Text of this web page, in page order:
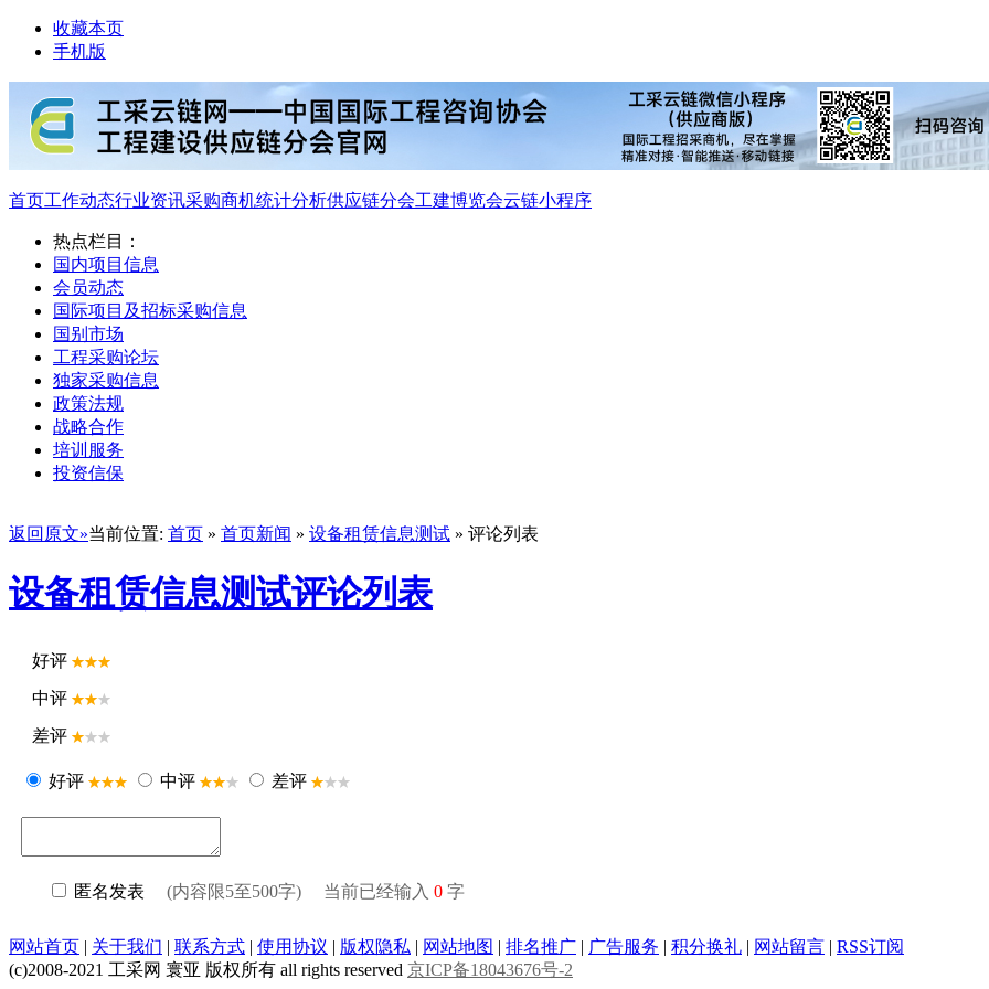
收藏本页
手机版
首页工作动态行业资讯采购商机统计分析供应链分会工建博览会云链小程序
热点栏目：
国内项目信息
会员动态
国际项目及招标采购信息
国别市场
工程采购论坛
独家采购信息
政策法规
战略合作
培训服务
投资信保
返回原文»当前位置: 首页 » 首页新闻 » 设备租赁信息测试 » 评论列表
设备租赁信息测试评论列表
好评
中评
差评
好评 中评 差评
匿名发表 (内容限5至500字) 当前已经输入 0 字
网站首页 | 关于我们 | 联系方式 | 使用协议 | 版权隐私 | 网站地图 | 排名推广 | 广告服务 | 积分换礼 | 网站留言 | RSS订阅
(c)2008-2021 工采网 寰亚 版权所有 all rights reserved 京ICP备18043676号-2